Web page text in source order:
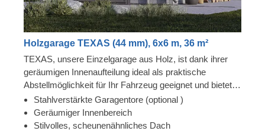
Holzgarage TEXAS (44 mm), 6x6 m, 36 m²
TEXAS, unsere Einzelgarage aus Holz, ist dank ihrer
geräumigen Innenaufteilung ideal als praktische
Abstellmöglichkeit für Ihr Fahrzeug geeignet und bietet
genügend Platz für die sichere Aufbewahrung Ihres
Autos, Ihrer Reifen, Ihres Werkzeugs und zahlreicher
anderer Gegenstände. Die großen, stahlverstärkten
Stahlverstärkte Garagentore (optional )
Geräumiger Innenbereich
Stilvolles, scheunenähnliches Dach